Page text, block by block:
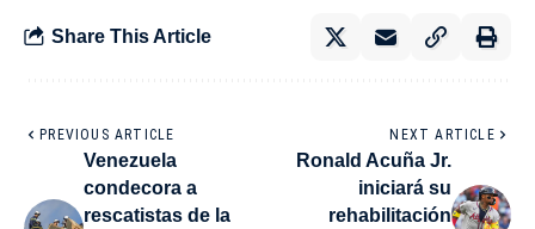
Share This Article
PREVIOUS ARTICLE
Venezuela
condecora a
rescatistas de la
NEXT ARTICLE
Ronald Acuña Jr.
iniciará su
rehabilitación